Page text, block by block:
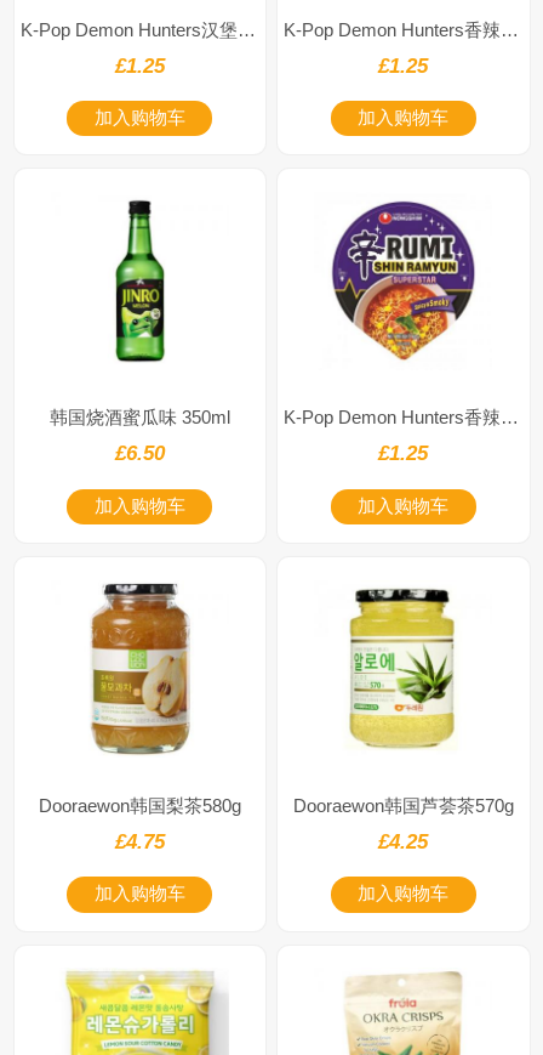
K-Pop Demon Hunters汉堡味辛拉面68g
£1.25
加入购物车
K-Pop Demon Hunters香辣辛拉面68g
£1.25
加入购物车
韩国烧酒蜜瓜味 350ml
£6.50
加入购物车
K-Pop Demon Hunters香辣烟熏味辛拉面68g
£1.25
加入购物车
Dooraewon韩国梨茶580g
£4.75
加入购物车
Dooraewon韩国芦荟茶570g
£4.25
加入购物车